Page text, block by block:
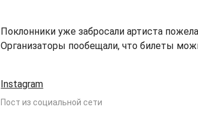
Поклонники уже забросали артиста
Организаторы пообещали, что билеты
Instagram
Пост из социальной сети